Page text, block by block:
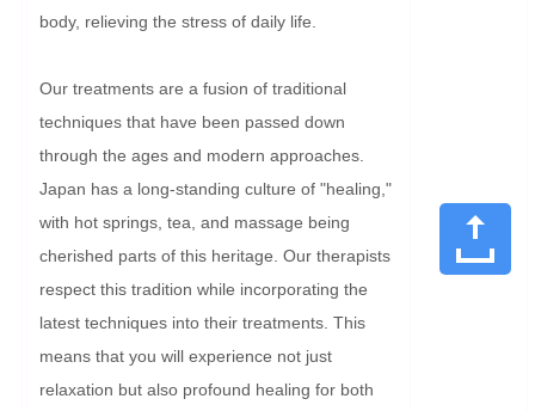
body, relieving the stress of daily life.
Our treatments are a fusion of traditional
techniques that have been passed down
through the ages and modern approaches.
Japan has a long-standing culture of "healing,"
with hot springs, tea, and massage being
cherished parts of this heritage. Our therapists
respect this tradition while incorporating the
latest techniques into their treatments. This
means that you will experience not just
relaxation but also profound healing for both